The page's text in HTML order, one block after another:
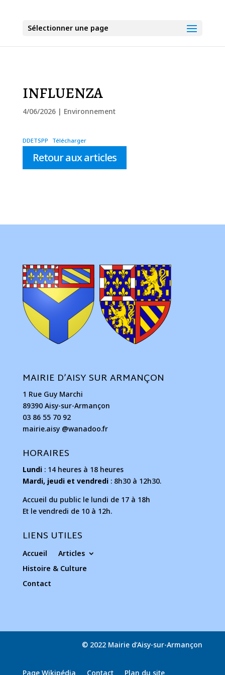
Sélectionner une page
INFLUENZA
4/06/2026| Environnement
DDETSPP Télécharger
Retour aux articles
MAIRIE D’AISY SUR ARMANÇON
1 Rue Guy Marchi
89390 Aisy-sur-Armançon
03 86 55 70 92
mairie.aisy @wanadoo.fr
HORAIRES
Lundi: 14 heures à 18 heures
Mardi, jeudi et vendredi: 8h30 à 12h30.
Accueil du public le lundi de 17 à 18h
Et le vendredi de 10 à 12h.
LIENS UTILES
Accueil
Articles
Histoire & Culture
Contact
© 2022 Mairie d’Aisy-sur-Armançon
Page Wikipédia Contact Plan du site